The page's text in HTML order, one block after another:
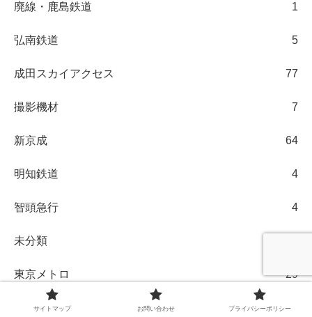
廃線・鹿島鉄道 1
弘南鉄道 5
成田スカイアクセス 77
撮影機材 7
新京成 64
明知鉄道 4
智頭急行 4
未分類
東京メトロ 29
東京臨海高速鉄道
サイトマップ お問い合わせ プライバシーポリシー